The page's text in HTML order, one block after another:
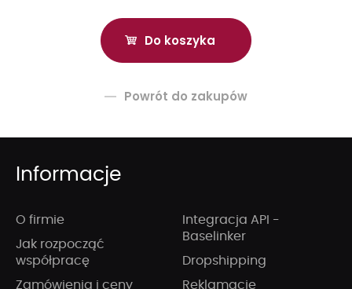
Powrót do zakupów
Informacje
O firmie
Jak rozpocząć
współpracę
Zamówienia i ceny
Integracja API -
Baselinker
Dropshipping
Reklamacje